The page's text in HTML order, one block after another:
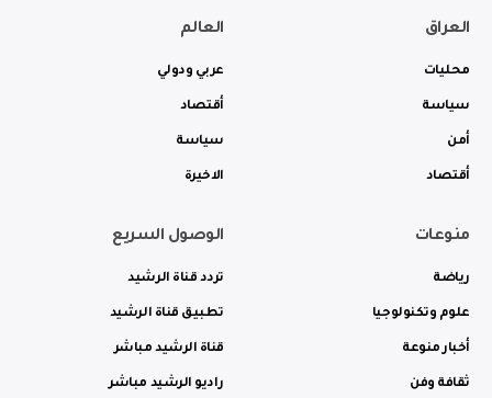
العراق
محليات
سياسة
أمن
أقتصاد
العالم
عربي ودولي
أقتصاد
سياسة
الاخيرة
منوعات
رياضة
علوم وتكنولوجيا
أخبار منوعة
ثقافة وفن
الوصول السريع
تردد قناة الرشيد
تطبيق قناة الرشيد
قناة الرشيد مباشر
راديو الرشيد مباشر